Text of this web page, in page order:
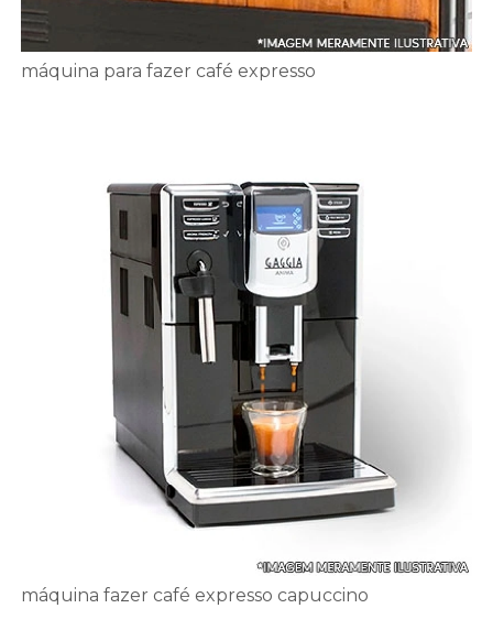
máquina para fazer café expresso
máquina fazer café expresso capuccino